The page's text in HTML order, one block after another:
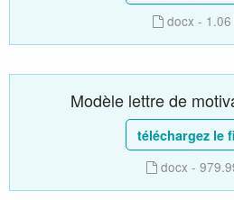
docx - 1.06
Modèle lettre de
téléchargez le
docx -